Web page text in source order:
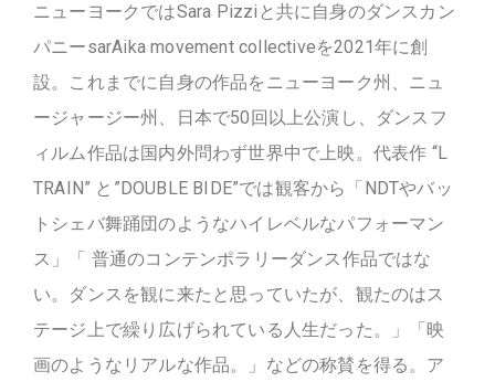
ニューヨークではSara Pizziと共に自身のダンスカン
パニーsarAika movement collectiveを2021年に創
設。これまでに自身の作品をニューヨーク州、ニュ
ージャージー州、日本で50回以上公演し、ダンスフ
ィルム作品は国内外問わず世界中で上映。代表作 “L
TRAIN” と”DOUBLE BIDE”では観客から「NDTやバッ
トシェバ舞踊団のようなハイレベルなパフォーマン
ス」「 普通のコンテンポラリーダンス作品ではな
い。ダンスを観に来たと思っていたが、観たのはス
テージ上で繰り広げられている人生だった。」「映
画のようなリアルな作品。」などの称賛を得る。ア